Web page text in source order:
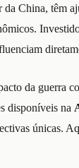
China, têm
da guerra
disponíveis na
únicas.